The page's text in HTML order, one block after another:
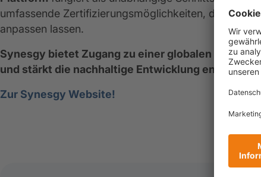
umfassende Zertifizierungsmöglichkeiten, die sich
anpassen lassen.
Synesgy bietet Zugang zu einer globalen
und stärkt die nachhaltige Entwicklung entlang
Zur Synesgy Website!